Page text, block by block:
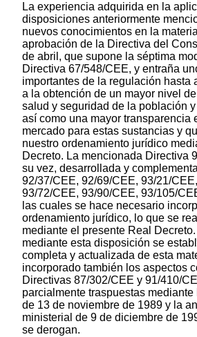
La experiencia adquirida en la
disposiciones anteriormente
nuevos conocimientos en la
aprobación de la Directiva del
de abril, que supone la séptima
Directiva 67/548/CEE, y entraña
importantes de la regulación hasta
a la obtención de un mayor nivel
salud y seguridad de la población
así como una mayor transparencia
mercado para estas sustancias y
nuestro ordenamiento jurídico
Decreto. La mencionada Directiva
su vez, desarrollada y
92/37/CEE, 92/69/CEE, 93/21/
93/72/CEE, 93/90/CEE, 93/105/
las cuales se hace necesario
ordenamiento jurídico, lo que se
mediante el presente Real
mediante esta disposición se
completa y actualizada de esta
incorporado también los aspectos
Directivas 87/302/CEE y 91/410/
parcialmente traspuestas mediante
de 13 de noviembre de 1989 y la
ministerial de 9 de diciembre de
se derogan.